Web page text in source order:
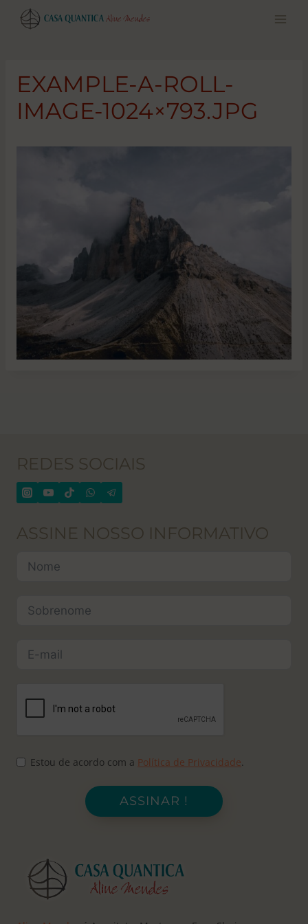
Pular
para
EXAMPLE-A-ROLL-
IMAGE-1024×793.JPG
REDES SOCIAIS
ASSINE NOSSO INFORMATIVO
Estou de acordo com a Política de Privacidade.
ASSINAR !